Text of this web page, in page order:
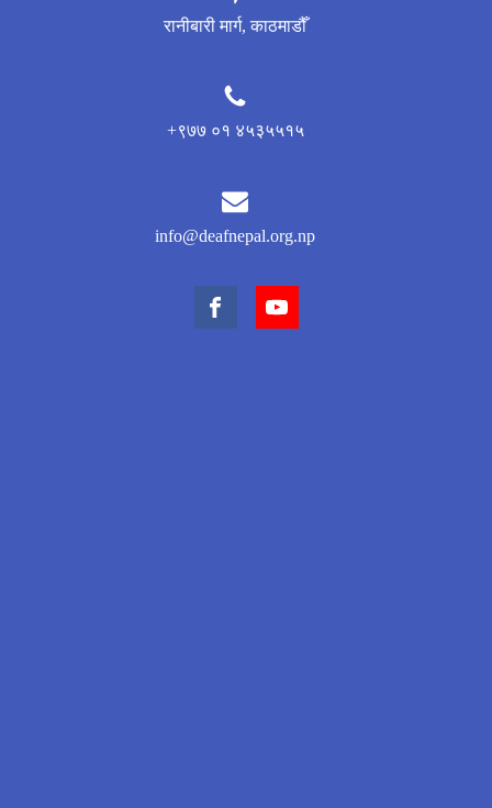
रानीबारी मार्ग, काठमाडौँ
+९७७ ०१ ४५३५५१५
info@deafnepal.org.np